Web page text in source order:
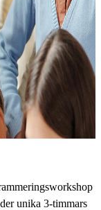
unika 3-timmars